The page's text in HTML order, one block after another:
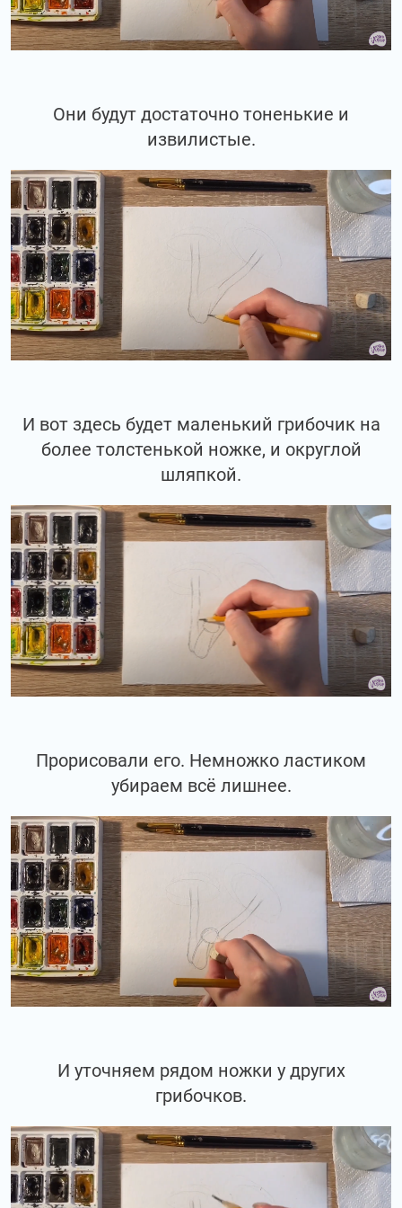
Они будут достаточно тоненькие и
извилистые.
И вот здесь будет маленький грибочик на
более толстенькой ножке, и округлой
шляпкой.
Прорисовали его. Немножко ластиком
убираем всё лишнее.
И уточняем рядом ножки у других
грибочков.